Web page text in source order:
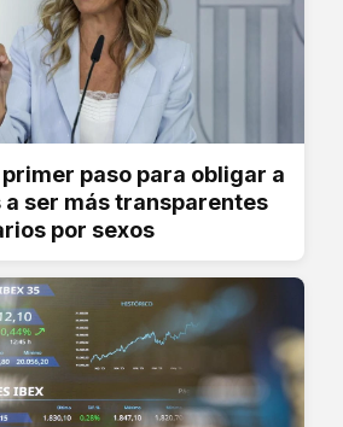
paso para obligar a
a ser más transparentes
por sexos